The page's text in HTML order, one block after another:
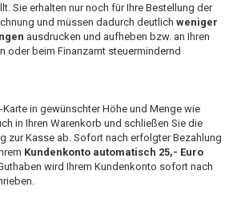
Sie erhalten nur noch für Ihre Bestellung der
und müssen dadurch deutlich weniger
ausdrucken und aufheben bzw. an Ihren
oder beim Finanzamt steuermindernd
in gewünschter Höhe und Menge wie
in Ihren Warenkorb und schließen Sie die
zur Kasse ab. Sofort nach erfolgter Bezahlung
Kundenkonto automatisch 25,- Euro
Guthaben wird Ihrem Kundenkonto sofort nach